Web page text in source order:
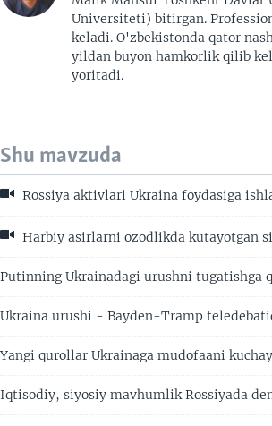
Universiteti) bitirgan.
keladi. O'zbekistonda qator
yildan buyon hamkorlik qilib
yoritadi.
Shu mavzuda
Rossiya aktivlari Ukraina foydasiga
Harbiy asirlarni ozodlikda kutayotgan
Putinning Ukrainadagi urushni tugatishga
Ukraina urushi - Bayden-Tramp
Yangi qurollar Ukrainaga mudofaani
Iqtisodiy, siyosiy mavhumlik Rossiyada